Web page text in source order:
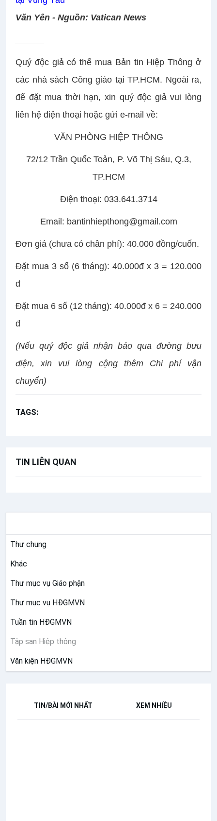
Văn Yên - Nguồn: Vatican News
Quý độc giả có thể mua Bản tin Hiệp Thông ở
các nhà sách Công giáo tại TP.HCM. Ngoài ra,
để đặt mua thời hạn, xin quý độc giả vui lòng
liên hệ điện thoại hoặc gửi e-mail về:
VĂN PHÒNG HIỆP THÔNG
72/12 Trần Quốc Toản, P. Võ Thị Sáu, Q.3,
TP.HCM
Điện thoại: 033.641.3714
Email: bantinhiepthong@gmail.com
Đơn giá (chưa có chân phí): 40.000 đồng/cuốn.
Đặt mua 3 số (6 tháng): 40.000đ x 3 = 120.000
đ
Đặt mua 6 số (12 tháng): 40.000đ x 6 = 240.000
đ
(Nếu quý độc giả nhận báo qua đường bưu
điện, xin vui lòng cộng thêm Chi phí vận
chuyển)
TAGS:
TIN LIÊN QUAN
Thư chung
Khác
Thư mục vụ Giáo phận
Thư mục vụ HĐGMVN
Tuần tin HĐGMVN
Tập san Hiệp thông
Văn kiện HĐGMVN
TIN/BÀI MỚI NHẤT XEM NHIỀU